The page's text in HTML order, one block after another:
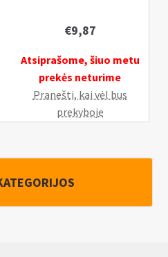
€9,87
Atsiprašome, šiuo metu
prekės neturime
Pranešti, kai vėl bus
prekyboje